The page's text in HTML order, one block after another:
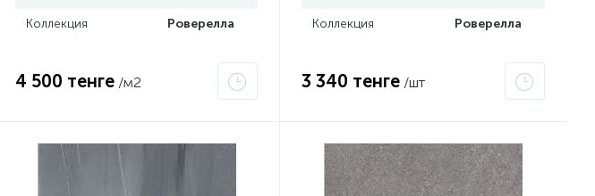
Коллекция
Роверелла
4 500 тенге /м2
Коллекция
Роверелла
3 340 тенге /шт